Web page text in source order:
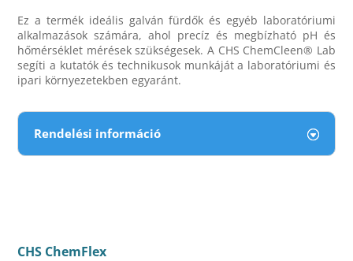
Ez a termék ideális galván fürdők és egyéb laboratóriumi
alkalmazások számára, ahol precíz és megbízható pH és
hőmérséklet mérések szükségesek. A CHS ChemCleen® Lab
segíti a kutatók és technikusok munkáját a laboratóriumi és
ipari környezetekben egyaránt.
Rendelési információ
CHS ChemFlex